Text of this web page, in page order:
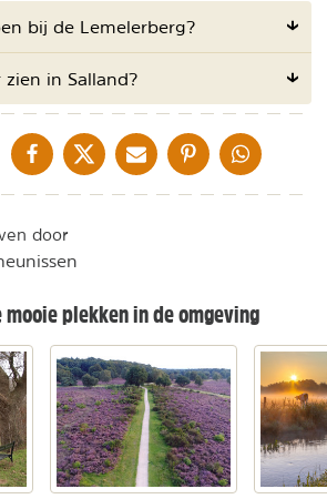
bij de Lemelerberg?
in Salland?
DELEN OP FACEBOOK
DELEN OP XDELEN VIA DE MAIL
DELEN OP PINTEREST
DELEN OP
door
mooie plekken in de omgeving